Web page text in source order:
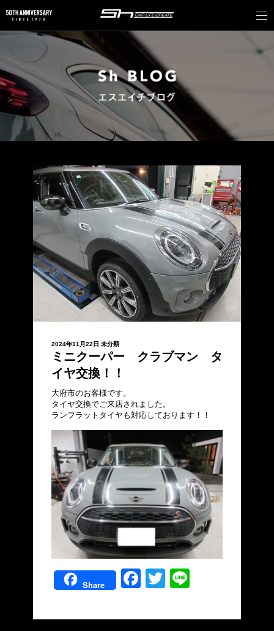
2024年11月22日 未分類
ミニクーパー クラブマン タ
イヤ交換！！
大府市のお客様です。
タイヤ交換でご来店されました。
ランフラットタイヤも対応しております！！
Share
FacebookTwitter